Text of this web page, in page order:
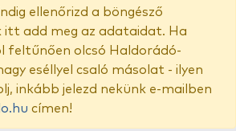
ellenőrizd a böngésző
itt add meg az adataidat. Ha
feltűnően olcsó Haldorádó-
eséllyel csaló másolat - ilyen
inkább jelezd nekünk e-mailben
címen!